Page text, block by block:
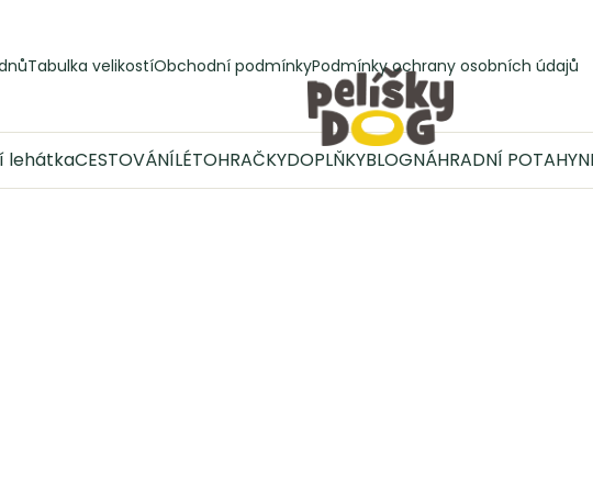
Tabulka velikostíObchodní podmínkyPodmínky ochrany osobních údajů
lehátkaCESTOVÁNÍLÉTOHRAČKYDOPLŇKYBLOGNÁHRADNÍ POTAHY